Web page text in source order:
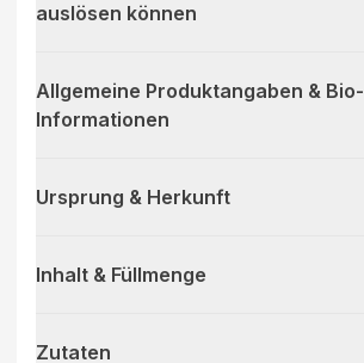
auslösen können
Allgemeine Produktangaben & Bio-
Informationen
Ursprung & Herkunft
Inhalt & Füllmenge
Zutaten